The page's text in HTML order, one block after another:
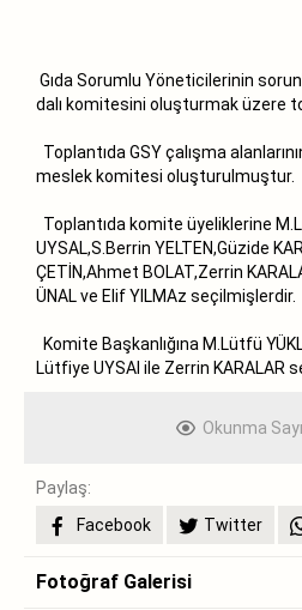
Gıda Sorumlu Yöneticilerinin
dalı komitesini oluşturmak üzere
Toplantıda GSY çalışma
meslek komitesi oluşturulmuştur.
Toplantıda komite üyeliklerine
UYSAL,S.Berrin YELTEN,Güzide
ÇETİN,Ahmet BOLAT,Zerrin
ÜNAL ve Elif YILMAz seçilmişlerdir.
Komite Başkanlığına M.Lütfü
Lütfiye UYSAl ile Zerrin KARALAR
Okunma
Paylaş:
Facebook
Twitter
Fotoğraf Galerisi